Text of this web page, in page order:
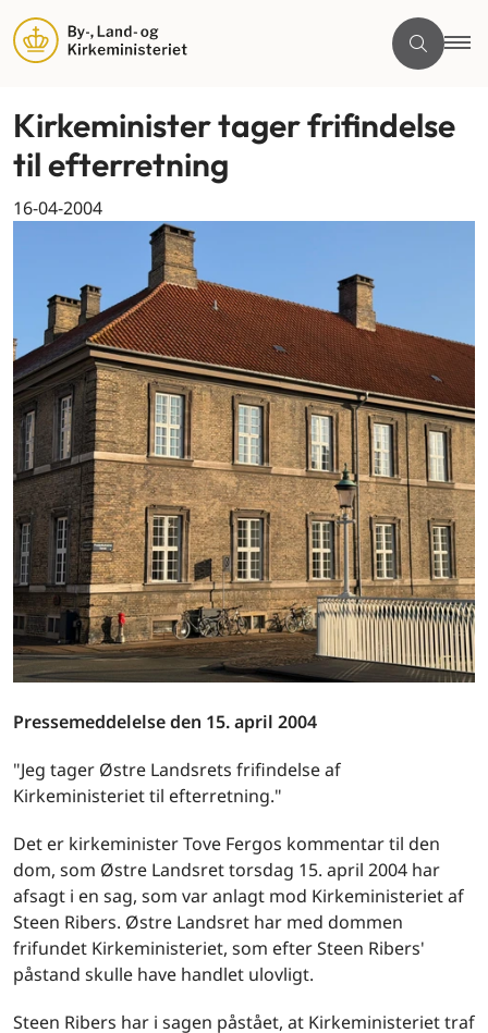
Kirkeminister tager frifindelse
til efterretning
16-04-2004
Pressemeddelelse den 15. april 2004
"Jeg tager Østre Landsrets frifindelse af
Kirkeministeriet til efterretning."
Det er kirkeminister Tove Fergos kommentar til den
dom, som Østre Landsret torsdag 15. april 2004 har
afsagt i en sag, som var anlagt mod Kirkeministeriet af
Steen Ribers. Østre Landsret har med dommen
frifundet Kirkeministeriet, som efter Steen Ribers'
påstand skulle have handlet ulovligt.
Steen Ribers har i sagen påstået, at Kirkeministeriet traf